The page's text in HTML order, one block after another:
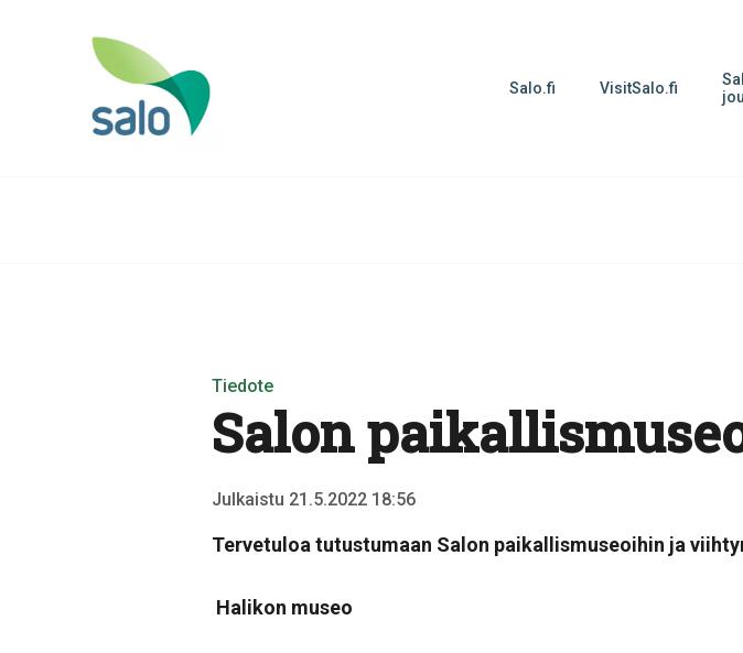
Salo.fi VisitSalo.fi
Tiedote
Salon
Julkaistu 21.5.2022 18:56
Tervetuloa tutustumaan Salon paikallismuseoihin ja
Halikon museo